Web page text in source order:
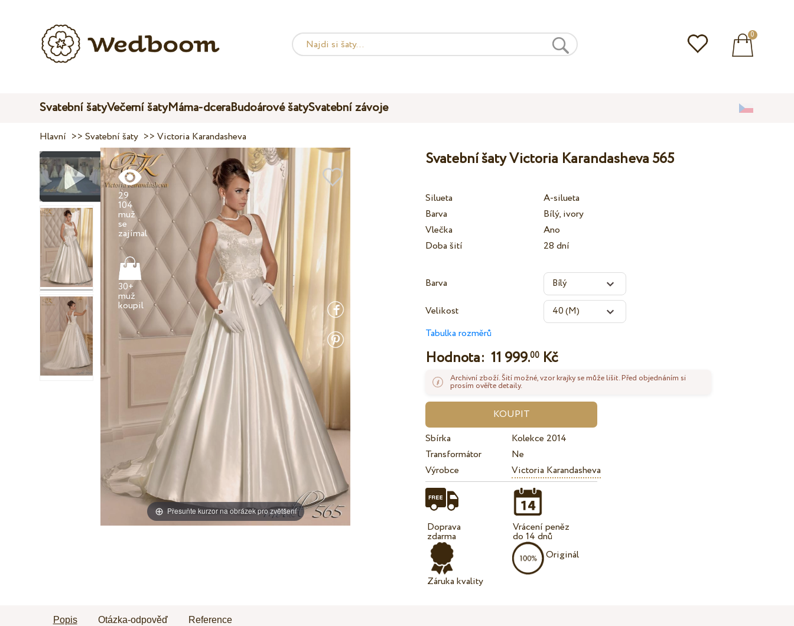
0
Svatební šatyVečerní šatyMáma-dceraBudoárové šatySvatební závoje
Hlavní >>Svatební šaty >>Victoria Karandasheva
Přesuňte kurzor na obrázek pro zvětšení
29
104
muž
se
zajímal
30+
muž
Svatební šaty Victoria Karandasheva 565
Silueta
A-silueta
Barva
Bílý, ivory
Vlečka
Ano
Doba šití
28 dní
Barva
Velikost
Tabulka rozměrů
Hodnota:11 999.00 Kč
Archivní zboží. Šití možné, vzor krajky se může lišit. Před objednáním si
prosím ověřte detaily.
Sbírka
Kolekce 2014
Transformátor
Ne
Výrobce
Victoria Karandasheva
Doprava
zdarma
Záruka kvality
Vrácení peněz
do 14 dnů
Originál
Popis Otázka-odpověď Reference